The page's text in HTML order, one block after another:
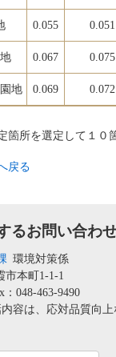
0.055 0.051
0.067 0.075
地 0.069 0.072
所を選定して１０
戻る
るお問い合わ
環境対策係
市本町1-1-1
：048-463-9490
容は、応対品質向